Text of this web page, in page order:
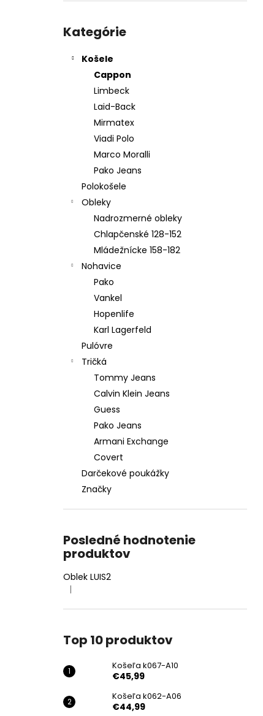
kategórie
Kategórie
Košele
Cappon
Limbeck
Laid-Back
Mirmatex
Viadi Polo
Marco Moralli
Pako Jeans
Polokošele
Obleky
Nadrozmerné obleky
Chlapčenské 128-152
Mládežnícke 158-182
Nohavice
Pako
Vankel
Hopenlife
Karl Lagerfeld
Pulóvre
Tričká
Tommy Jeans
Calvin Klein Jeans
Guess
Pako Jeans
Armani Exchange
Covert
Darčekové poukážky
Značky
Posledné hodnotenie
produktov
Oblek LUIS2
Hodnotenie produktu je 4 z 5 hviezdičiek.
|
Top 10 produktov
Košeľa k067-A10
€45,99
Košeľa k062-A06
€44,99
KOŠEĽA K067-A10